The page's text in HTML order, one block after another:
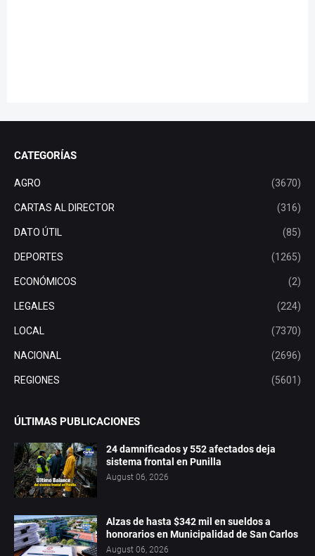
CATEGORÍAS
AGRO (3670)
CARTAS AL DIRECTOR (316)
DATO ÚTIL (85)
DEPORTES (1265)
ECONÓMICOS (2)
LEGALES (224)
LOCAL (7370)
NACIONAL (2696)
REGIONES (5601)
ÚLTIMAS PUBLICACIONES
24 damnificados y 552 afectados deja
sistema frontal en Punilla
August 06, 2026
Alzas de hasta $342 mil en sueldos a
honorarios en Municipalidad de San Carlos
August 06, 2026